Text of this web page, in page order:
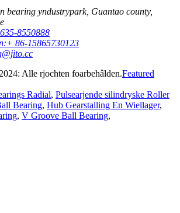
bearing yndustrypark, Guantao county,
8550888
+ 86-15865730123
Alle rjochten foarbehâlden.Featured
Radial, Pulsearjende silindryske Roller
Bearing, Hub Gearstalling En Wiellager,
, V Groove Ball Bearing,